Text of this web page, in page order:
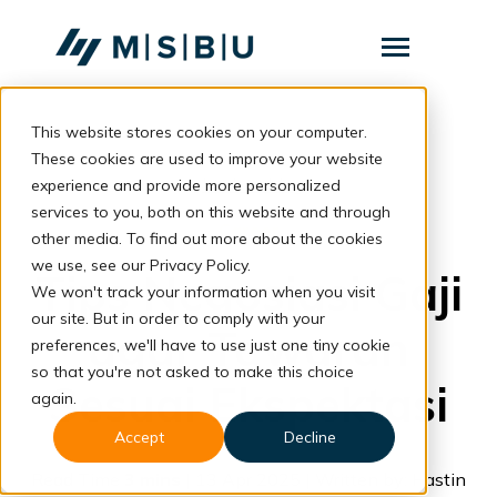
This website stores cookies on your computer.
These cookies are used to improve your website
experience and provide more personalized
services to you, both on this website and through
other media. To find out more about the cookies
we use, see our Privacy Policy.
We won't track your information when you visit
our site. But in order to comply with your
preferences, we'll have to use just one tiny cookie
so that you're not asked to make this choice
again.
Accept
Decline
Toggle
Layanan Toggle
children
Layanan
Komunitas
Tentang
Resources Toggle
children
Resources
Konsultasi
back to blog
Career
Tips Negosiasi Gaji
agar Tawaran
Sesuai Ekspektasi
| 13 Apr 2025 | Written by: Hastin